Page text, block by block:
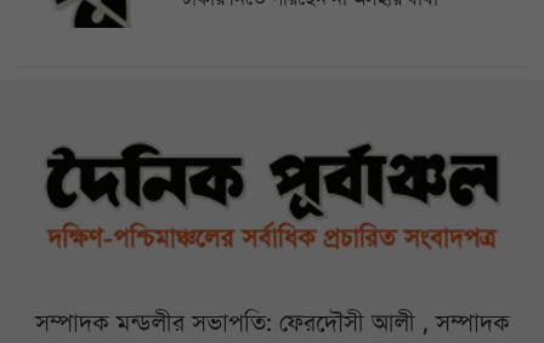
সম্পাদক মন্ডলীর সভাপতি: ফেরদৌসী আলী , সম্পাদক